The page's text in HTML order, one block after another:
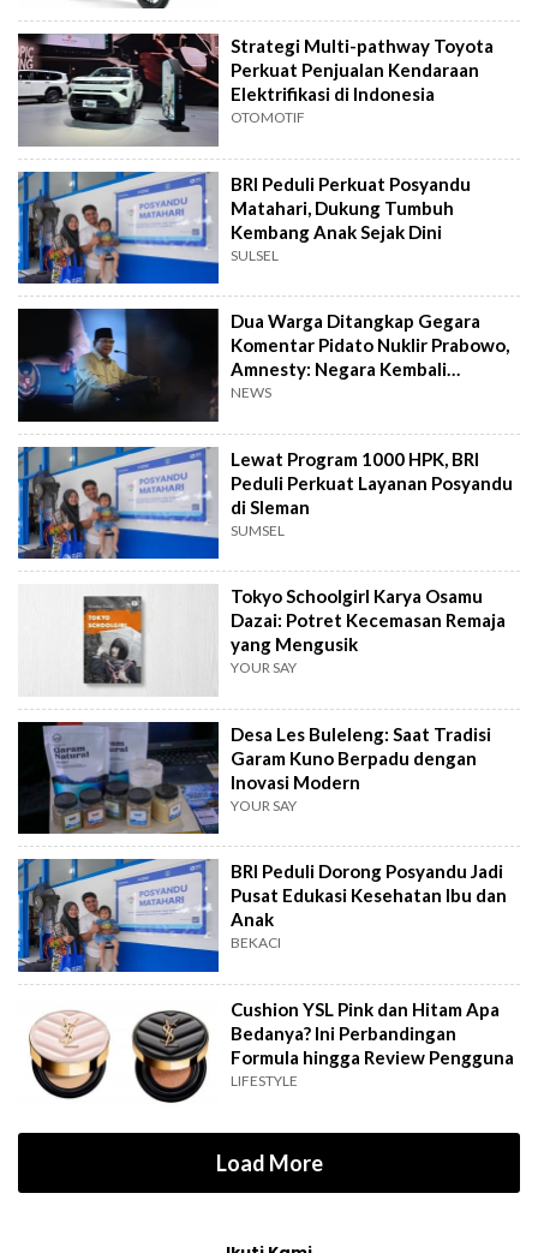
Strategi Multi-pathway Toyota
Perkuat Penjualan Kendaraan
Elektrifikasi di Indonesia
OTOMOTIF
BRI Peduli Perkuat Posyandu
Matahari, Dukung Tumbuh
Kembang Anak Sejak Dini
SULSEL
Dua Warga Ditangkap Gegara
Komentar Pidato Nuklir Prabowo,
Amnesty: Negara Kembali
Represif
NEWS
Lewat Program 1000 HPK, BRI
Peduli Perkuat Layanan Posyandu
di Sleman
SUMSEL
Tokyo Schoolgirl Karya Osamu
Dazai: Potret Kecemasan Remaja
yang Mengusik
YOUR SAY
Desa Les Buleleng: Saat Tradisi
Garam Kuno Berpadu dengan
Inovasi Modern
YOUR SAY
BRI Peduli Dorong Posyandu Jadi
Pusat Edukasi Kesehatan Ibu dan
Anak
BEKACI
Cushion YSL Pink dan Hitam Apa
Bedanya? Ini Perbandingan
Formula hingga Review Pengguna
LIFESTYLE
Load More